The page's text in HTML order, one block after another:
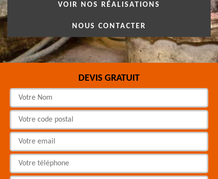
VOIR NOS RÉALISATIONS
NOUS CONTACTER
DEVIS GRATUIT